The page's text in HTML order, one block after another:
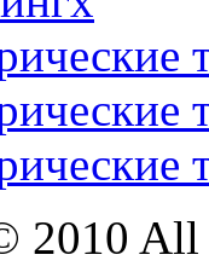
2010 All